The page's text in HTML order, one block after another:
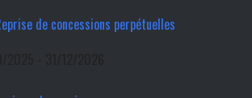
de concessions perpétuelles